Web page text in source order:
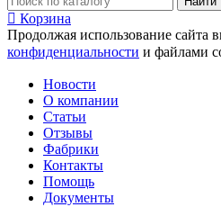
Корзина
Продолжая использование сайта
конфиденциальности и файлами
Новости
О компании
Статьи
Отзывы
Фабрики
Контакты
Помощь
Документы